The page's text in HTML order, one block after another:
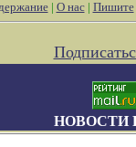
| О нас| Пишите
НОВОСТИ